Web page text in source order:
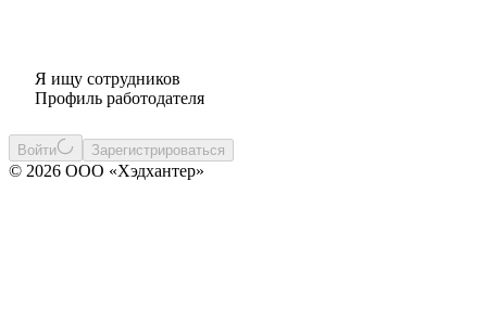
Я ищу сотрудников
Профиль работодателя
Войти Зарегистрироваться
© 2026 ООО «Хэдхантер»